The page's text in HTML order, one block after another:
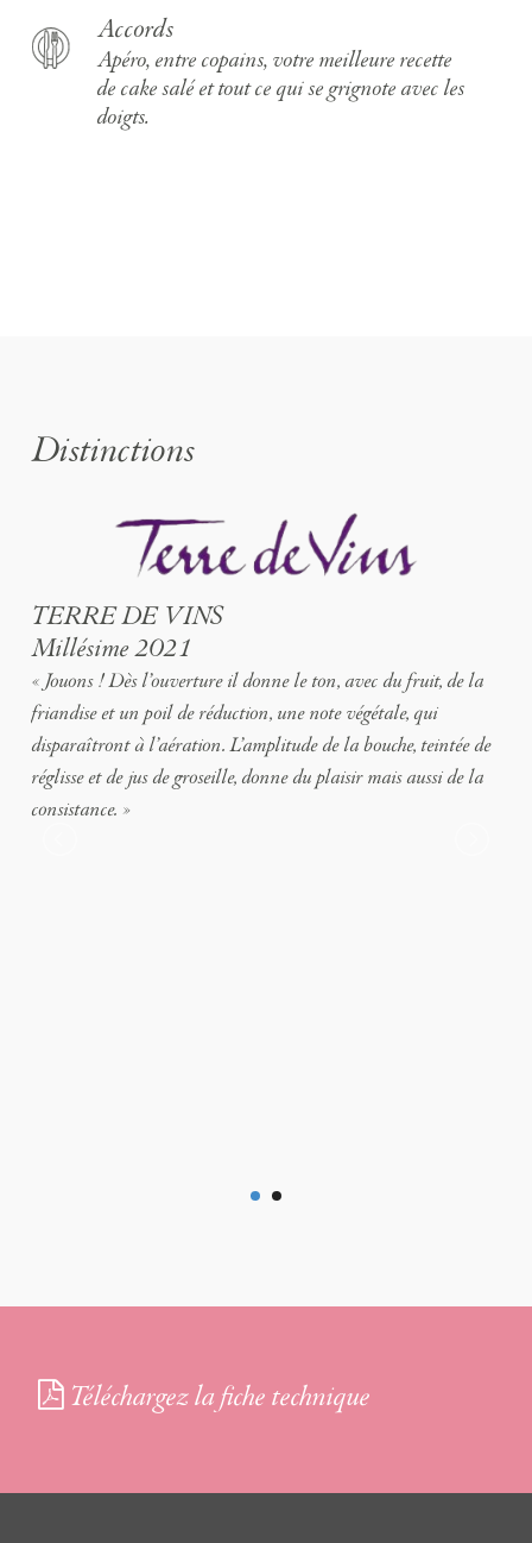
Accords
Apéro, entre copains, votre meilleure recette
de cake salé et tout ce qui se grignote avec les
doigts.
Distinctions
TERRE DE VINS
Millésime 2021
« Jouons ! Dès l’ouverture il donne le ton, avec du fruit, de la
friandise et un poil de réduction, une note végétale, qui
disparaîtront à l’aération. L’amplitude de la bouche, teintée de
réglisse et de jus de groseille, donne du plaisir mais aussi de la
consistance. »
Téléchargez la fiche technique